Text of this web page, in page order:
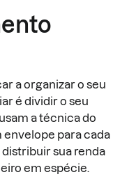
a organizar o seu
é dividir o seu
a técnica do
envelope para cada
sua renda
em espécie.